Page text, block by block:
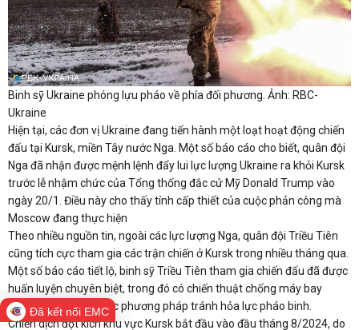
Binh sỹ Ukraine phóng lựu pháo về phía đối phương. Ảnh: RBC-
Ukraine
Hiện tại, các đơn vị Ukraine đang tiến hành một loạt hoạt động chiến
đấu tại Kursk, miền Tây nước Nga. Một số báo cáo cho biết, quân đội
Nga đã nhận được mệnh lệnh đẩy lui lực lượng Ukraine ra khỏi Kursk
trước lễ nhậm chức của Tổng thống đắc cử Mỹ Donald Trump vào
ngày 20/1. Điều này cho thấy tính cấp thiết của cuộc phản công mà
Moscow đang thực hiện
Theo nhiều nguồn tin, ngoài các lực lượng Nga, quân đội Triều Tiên
cũng tích cực tham gia các trận chiến ở Kursk trong nhiều tháng qua.
Một số báo cáo tiết lộ, binh sỹ Triều Tiên tham gia chiến đấu đã được
huấn luyện chuyên biệt, trong đó có chiến thuật chống máy bay
không người lái và các phương pháp tránh hỏa lực pháo binh.
Chiến dịch đột kích khu vực Kursk bắt đầu vào đầu tháng 8/2024, do
Đã kết nối EMC